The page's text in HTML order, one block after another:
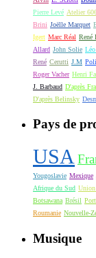
Pierre Levé Atelier
Brini Joëlle Marquet
Igert Marc Réal René
Allard John Solie
René Cerutti J.M
Roger Vacher Henri
J. Barbaud D'après
D'après Belinsky
Pays de
USA
Yougoslavie Mexique
Afrique du Sud
Botsawana Brésil
Roumanie Nouvelle-
Musique